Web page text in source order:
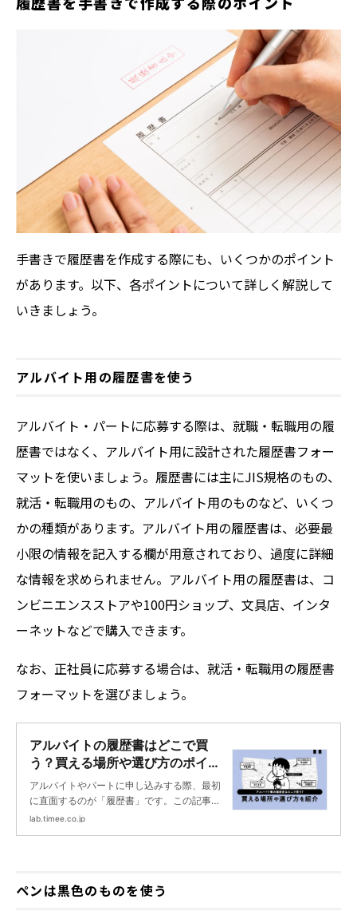
書写真を撮る際の基本ルールや撮り方、失敗
手書きで履歴書を作成する際にも、いくつかのポイント
があります。以下、各ポイントについて詳しく解説して
いきましょう。
アルバイト用の履歴書を使う
アルバイト・パートに応募する際は、就職・転職用の履
歴書ではなく、アルバイト用に設計された履歴書フォー
マットを使いましょう。履歴書には主にJIS規格のもの、
就活・転職用のもの、アルバイト用のものなど、いくつ
かの種類があります。アルバイト用の履歴書は、必要最
小限の情報を記入する欄が用意されており、過度に詳細
な情報を求められません。アルバイト用の履歴書は、コ
ンビニエンスストアや100円ショップ、文具店、インタ
ーネットなどで購入できます。
なお、正社員に応募する場合は、就活・転職用の履歴書
フォーマットを選びましょう。
アルバイトの履歴書はどこで買
う？買える場所や選び方のポイン
トも解説 | タイミーラボ - スキマ
で働く、世界が広がる。
アルバイトやパートに申し込みする際、最初
に直面するのが「履歴書」です。この記事で
は、履歴書はどこで購入できるのか、またど
lab.timee.co.jp
ペンは黒色のものを使う